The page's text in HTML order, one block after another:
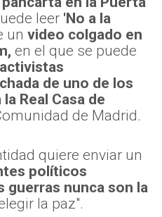
leer 'No a la
un video colgado en
en el que se puede
de uno de los
Real Casa de
de Madrid.
quiere enviar un
políticos
guerras nunca son la
la paz".